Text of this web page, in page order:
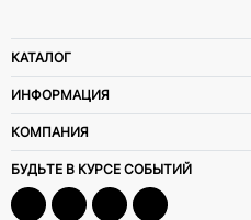
КАТАЛОГ
ИНФОРМАЦИЯ
КОМПАНИЯ
БУДЬТЕ В КУРСЕ СОБЫТИЙ